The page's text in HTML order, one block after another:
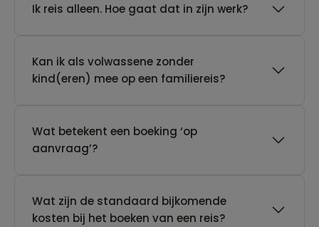
​Ik reis alleen. Hoe gaat dat in zijn werk?
Kan ik als volwassene zonder
kind(eren) mee op een familiereis?
Wat betekent een boeking ‘op
aanvraag’?
Wat zijn de standaard bijkomende
kosten bij het boeken van een reis?